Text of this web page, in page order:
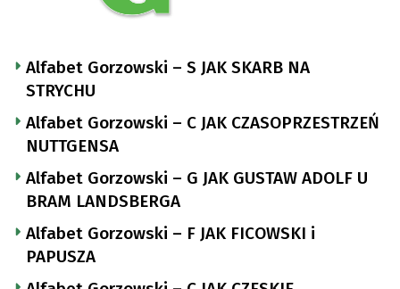
Alfabet Gorzowski – S JAK SKARB NA
STRYCHU
Alfabet Gorzowski – C JAK CZASOPRZESTRZEŃ
NUTTGENSA
Alfabet Gorzowski – G JAK GUSTAW ADOLF U
BRAM LANDSBERGA
Alfabet Gorzowski – F JAK FICOWSKI i
PAPUSZA